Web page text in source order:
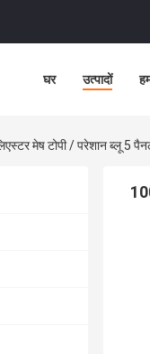
घर उत्पादों
मेष टोपी / परेशान ब्लू 5